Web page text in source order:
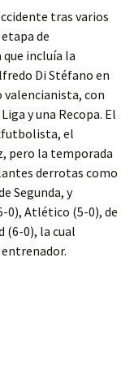
tras varios
de
incluía la
Di Stéfano en
con
y una Recopa. El
el
pero la temporada
derrotas como
Segunda, y
0), Atlético (5-0), de
(6-0), la cual